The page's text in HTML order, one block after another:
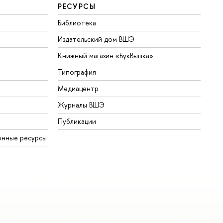
ресурсы
РЕСУРСЫ
Библиотека
Издательский дом ВШЭ
Книжный магазин «БукВышка»
Типография
Медиацентр
Журналы ВШЭ
Публикации